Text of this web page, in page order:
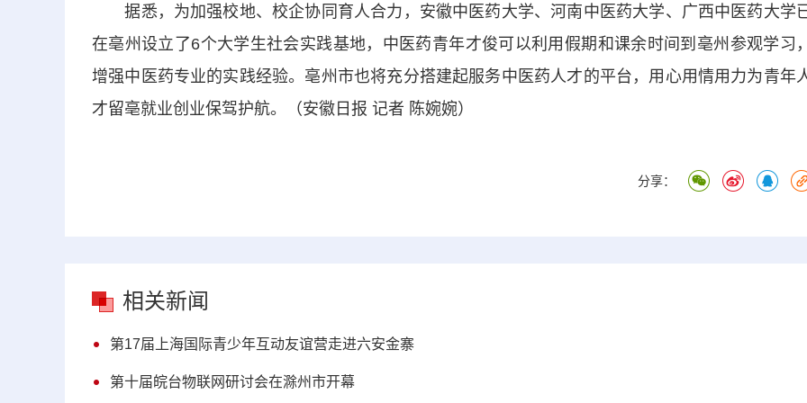
据悉，为加强校地、校企协同育人合力，安徽中医药大学、河南中医药大学、广西中医药大学
在亳州设立了6个大学生社会实践基地，中医药青年才俊可以利用假期和课余时间到亳州参观学习
增强中医药专业的实践经验。亳州市也将充分搭建起服务中医药人才的平台，用心用情用力为青年
才留亳就业创业保驾护航。（安徽日报 记者 陈婉婉）
分享：
相关新闻
第17届上海国际青少年互动友谊营走进六安金寨
第十届皖台物联网研讨会在滁州市开幕